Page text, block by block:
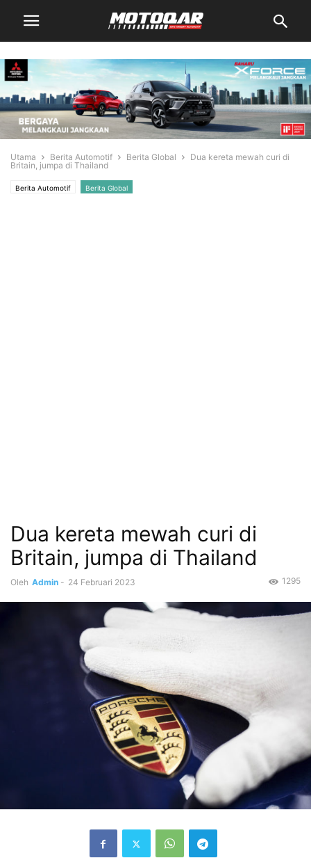
Utama Berita Automotif Berita Global
Dua kereta mewah curi di
Britain, jumpa di Thailand
Berita Automotif Berita Global
Dua kereta mewah curi di
Britain, jumpa di Thailand
Oleh Admin - 24 Februari 2023 1295